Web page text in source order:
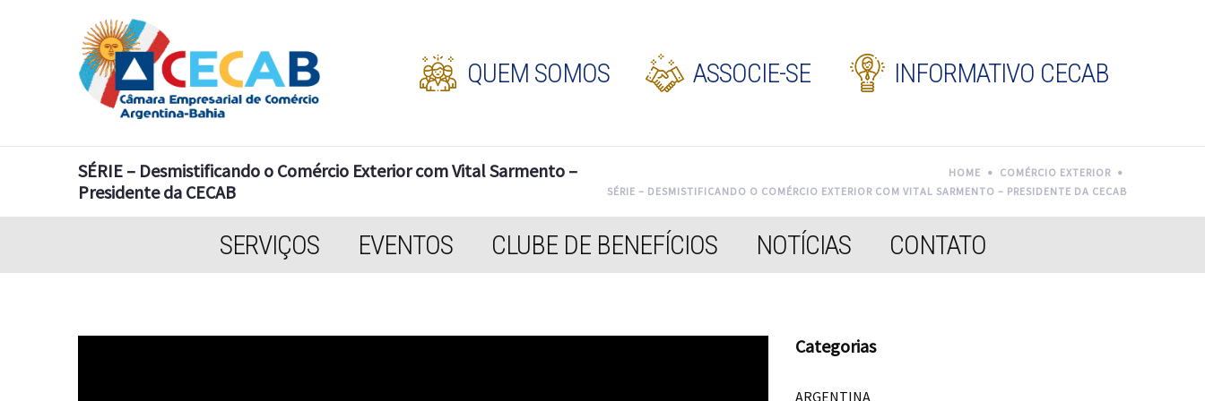
QUEM SOMOS ASSOCIE-SE INFORMATIVO CECAB
SÉRIE – Desmistificando o Comércio Exterior com Vital Sarmento –
Presidente da CECAB
HOME
COMÉRCIO EXTERIOR
SÉRIE – DESMISTIFICANDO O COMÉRCIO EXTERIOR COM VITAL SARMENTO – PRESIDENTE DA CECAB
SERVIÇOS EVENTOS CLUBE DE BENEFÍCIOS NOTÍCIAS CONTATO
Categorias
ARGENTINA